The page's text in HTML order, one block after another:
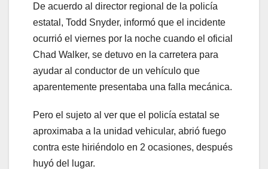
De acuerdo al director regional de la policía
estatal, Todd Snyder, informó que el incidente
ocurrió el viernes por la noche cuando el oficial
Chad Walker, se detuvo en la carretera para
ayudar al conductor de un vehículo que
aparentemente presentaba una falla mecánica.
Pero el sujeto al ver que el policía estatal se
aproximaba a la unidad vehicular, abrió fuego
contra este hiriéndolo en 2 ocasiones, después
huyó del lugar.